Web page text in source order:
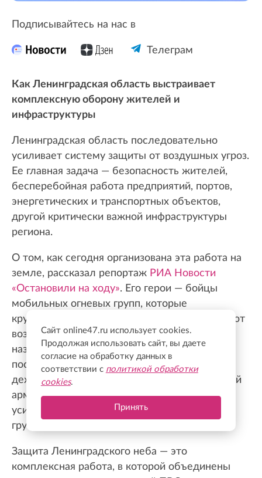
Подписывайтесь на нас в
Телеграм
Как Ленинградская область выстраивает
комплексную оборону жителей и
инфраструктуры
Ленинградская область последовательно
усиливает систему защиты от воздушных угроз.
Ее главная задача — безопасность жителей,
бесперебойная работа предприятий, портов,
энергетических и транспортных объектов,
другой критически важной инфраструктуры
региона.
О том, как сегодня организована эта работа на
земле, рассказал репортаж РИА Новости
«Остановили на ходу». Его герои — бойцы
мобильных огневых групп, которые
круглосуточно несут дежурство, контролируют
воздушную обстановку, выдвигаются в
назначенные районы и действуют при
поступлении команды от оперативного
дежурного. Расчеты работают в интересах 6-й
армии ВВС и ПВО, а параллельно с ними к
усилению защиты объектов подключаются
группы, сформированные на предприятиях.
Защита Ленинградского неба — это
комплексная работа, в которой объединены
Сайт online47.ru использует cookies.
Продолжая использовать сайт, вы даете
согласие на обработку данных в
соответствии с политикой обработки
cookies.
Принять